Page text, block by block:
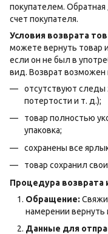
покупателем. Обратная
счет покупателя.
Условия возврата
можете вернуть товар
если он не был в
вид. Возврат возможен
отсутствуют следы
потертости и т. д.);
товар полностью
упаковка;
сохранены все
товар сохранил
Процедура возврата
Обращение:
намерении вернуть
Данные для